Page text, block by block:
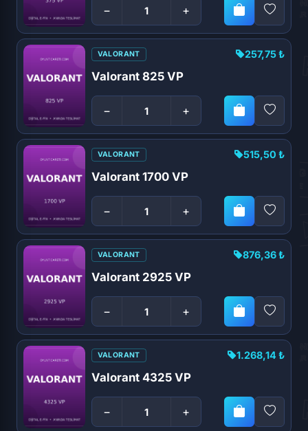
− +
VALORANT
Valorant 825 VP
− +
257,75 ₺
VALORANT
Valorant 1700 VP
− +
515,50 ₺
VALORANT
Valorant 2925 VP
− +
876,36 ₺
VALORANT
Valorant 4325 VP
− +
1.268,14 ₺